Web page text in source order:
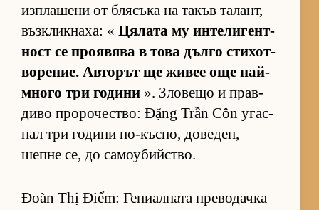
из­п­ла­шени от бля­съка на та­къв та­лант,
въз­к­лик­на­ха: « Ця­лата му ин­те­ли­ген­т­
ност се про­я­вява в това дълго сти­хот­
во­ре­ние. Ав­то­рът ще жи­вее още най-
много три го­дини ». Зло­вещо и прав­
диво про­ро­чес­т­во: Đặng Trần Côn угас­
нал три го­дини по-къс­но, до­ве­ден,
шепне се, до са­мо­у­бийс­т­во.
Đoàn Thị Điểm: Гениалната преводачка